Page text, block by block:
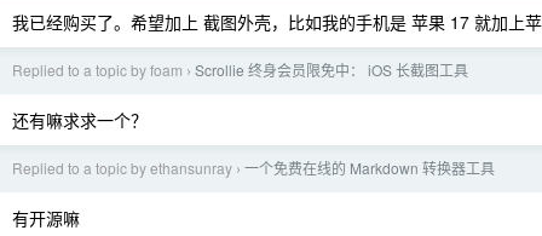
我已经购买了。希望加上 截图外壳，比如我的手机是 苹果 17 就加上
Replied to a topic by foam › Scrollie 终身会员限免中： iOS 长截图工具
还有嘛求求一个？
Replied to a topic by ethansunray › 一个免费在线的 Markdown 转换器工具
有开源嘛